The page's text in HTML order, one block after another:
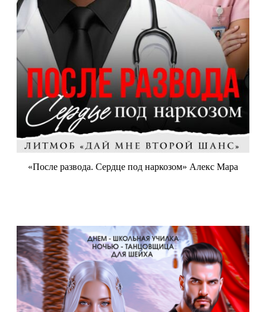
«После развода. Сердце под наркозом» Алекс Мара